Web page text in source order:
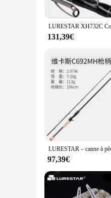
131,39€
97,39€